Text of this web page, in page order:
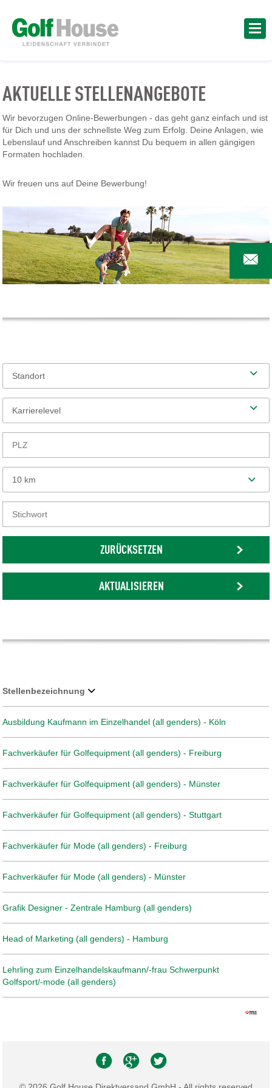
AKTUELLE STELLENANGEBOTE
Wir bevorzugen Online-Bewerbungen - das geht ganz einfach und ist
für Dich und uns der schnellste Weg zum Erfolg. Deine Anlagen, wie
Lebenslauf und Anschreiben kannst Du bequem in allen gängigen
Formaten hochladen.
Wir freuen uns auf Deine Bewerbung!
Standort
Karrierelevel
10 km
ZURÜCKSETZEN
AKTUALISIEREN
Stellenbezeichnung
Ausbildung Kaufmann im Einzelhandel (all genders) - Köln
Fachverkäufer für Golfequipment (all genders) - Freiburg
Fachverkäufer für Golfequipment (all genders) - Münster
Fachverkäufer für Golfequipment (all genders) - Stuttgart
Fachverkäufer für Mode (all genders) - Freiburg
Fachverkäufer für Mode (all genders) - Münster
Grafik Designer - Zentrale Hamburg (all genders)
Head of Marketing (all genders) - Hamburg
Lehrling zum Einzelhandelskaufmann/-frau Schwerpunkt
Golfsport/-mode (all genders)